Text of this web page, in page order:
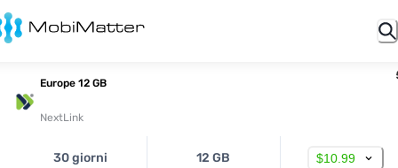
Europe 12 GB
NextLink
30 giorni 12 GB $10.99